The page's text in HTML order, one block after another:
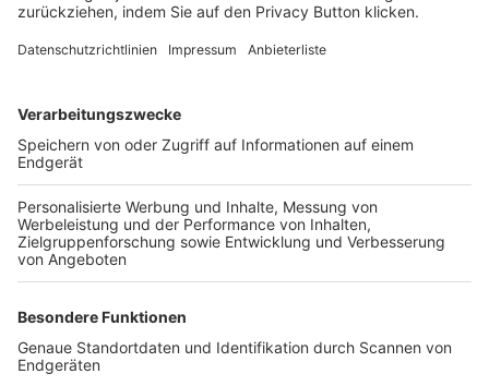
FOLGE DEM BFV
TOP-VEREINE
TOP-PARTNER